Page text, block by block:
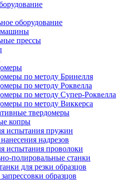
оборудование
машины
прессы
по методу Бринелля
по методу Роквелла
по методу Супер-Роквелла
по методу Виккерса
твердомеры
копры
испытания пружин
надрезов
испытания проволоки
полировальные станки
для резки образцов
образцов